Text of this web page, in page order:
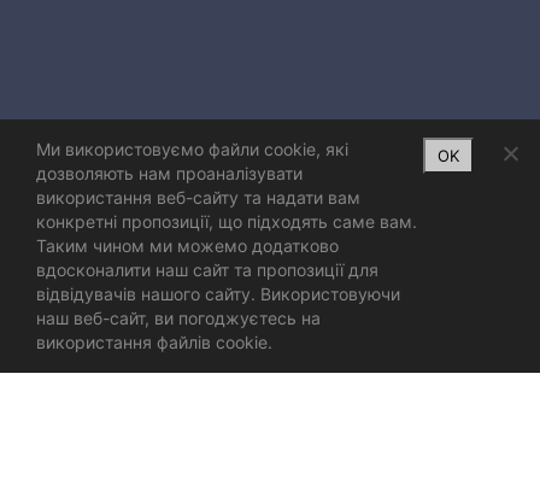
Ми використовуємо файли cookie, які
дозволяють нам проаналізувати
використання веб-сайту та надати вам
конкретні пропозиції, що підходять саме вам.
Таким чином ми можемо додатково
вдосконалити наш сайт та пропозиції для
відвідувачів нашого сайту. Використовуючи
наш веб-сайт, ви погоджуєтесь на
використання файлів cookie.
OK